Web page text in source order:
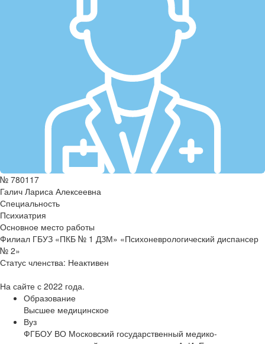
№ 780117
Галич Лариса Алексеевна
Специальность
Психиатрия
Основное место работы
Филиал ГБУЗ «ПКБ № 1 ДЗМ» «Психоневрологический диспансер
№ 2»
Статус членства: Неактивен
На сайте с 2022 года.
Образование
Высшее медицинское
Вуз
ФГБОУ ВО Московский государственный медико-